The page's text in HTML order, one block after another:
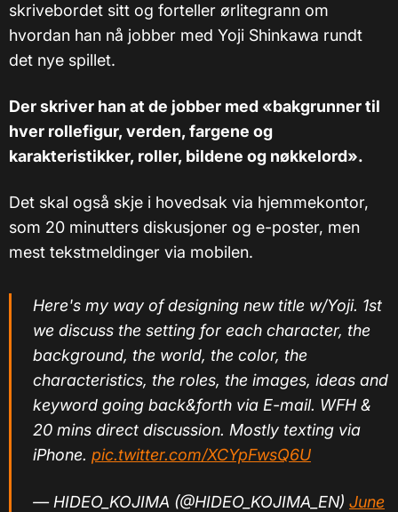
skrivebordet sitt og forteller ørlitegrann om
hvordan han nå jobber med Yoji Shinkawa rundt
det nye spillet.
Der skriver han at de jobber med «bakgrunner til
hver rollefigur, verden, fargene og
karakteristikker, roller, bildene og nøkkelord».
Det skal også skje i hovedsak via hjemmekontor,
som 20 minutters diskusjoner og e-poster, men
mest tekstmeldinger via mobilen.
Here's my way of designing new title w/Yoji. 1st
we discuss the setting for each character, the
background, the world, the color, the
characteristics, the roles, the images, ideas and
keyword going back&forth via E-mail. WFH &
20 mins direct discussion. Mostly texting via
iPhone. pic.twitter.com/XCYpFwsQ6U
— HIDEO_KOJIMA (@HIDEO_KOJIMA_EN) June